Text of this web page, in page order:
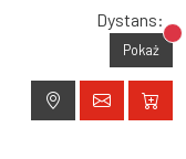
Dystans:
Pokaż